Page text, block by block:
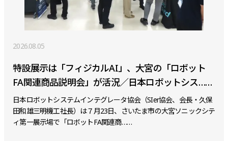
2026.08.05
特設展示は「フィジカルAI」、大宮の「ロボット
FA関連商品説明会」が活況／日本ロボットシス……
日本ロボットシステムインテグレータ協会（SIer協会、会長・久保
田和雄三明機工社長）は７月23日、さいたま市の大宮ソニックシテ
ィ第一展示場で「ロボットFA関連商……